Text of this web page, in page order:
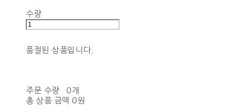
수량
품절된 상품입니다.
주문 수량
0개
총 상품 금액 0원